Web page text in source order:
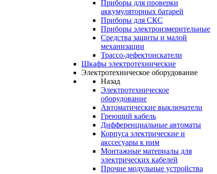
Приборы для проверки
аккумуляторных батарей
Приборы для СКС
Приборы электроизмерительные
Средства защиты и малой
механизации
Трассо-дефектоискатели
Шкафы электротехнические
Электротехническое оборудование
Назад
Электротехническое
оборудование
Автоматические выключатели
Греющий кабель
Дифференциальные автоматы
Корпуса электрические и
акссесуары к ним
Монтажные материалы для
электрических кабелей
Прочие модульные устройства